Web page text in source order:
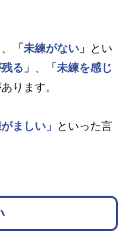
「未練がない」
とい
る」
「未練を感じ
ります。
がましい」
といった言